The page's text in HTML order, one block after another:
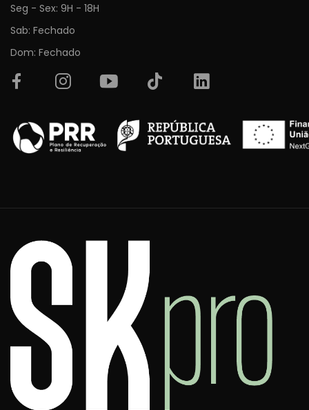
Seg - Sex: 9H - 18H
Sab: Fechado
Dom: Fechado